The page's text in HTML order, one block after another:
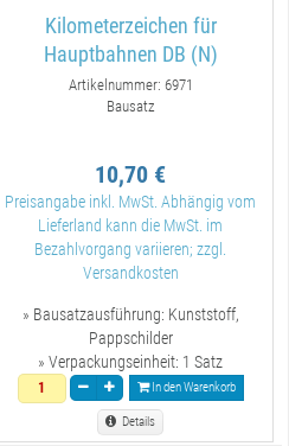
Kilometerzeichen für
Hauptbahnen DB (N)
Artikelnummer: 6971
Bausatz
10,70 €
Preisangabe inkl. MwSt. Abhängig vom
Lieferland kann die MwSt. im
Bezahlvorgang variieren; zzgl.
Versandkosten
» Bausatzausführung: Kunststoff,
Pappschilder
» Verpackungseinheit: 1 Satz
In den Warenkorb
Details